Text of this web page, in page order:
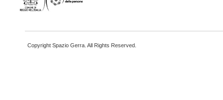
Copyright Spazio Gerra. All Rights Reserved.